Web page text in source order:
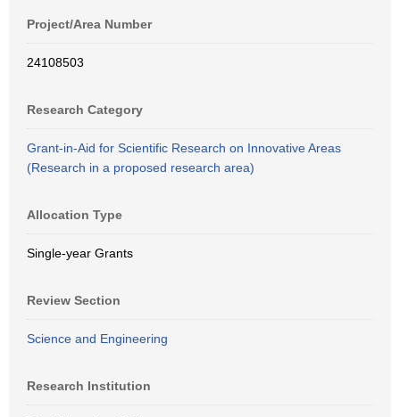
Project/Area Number
24108503
Research Category
Grant-in-Aid for Scientific Research on Innovative Areas
(Research in a proposed research area)
Allocation Type
Single-year Grants
Review Section
Science and Engineering
Research Institution